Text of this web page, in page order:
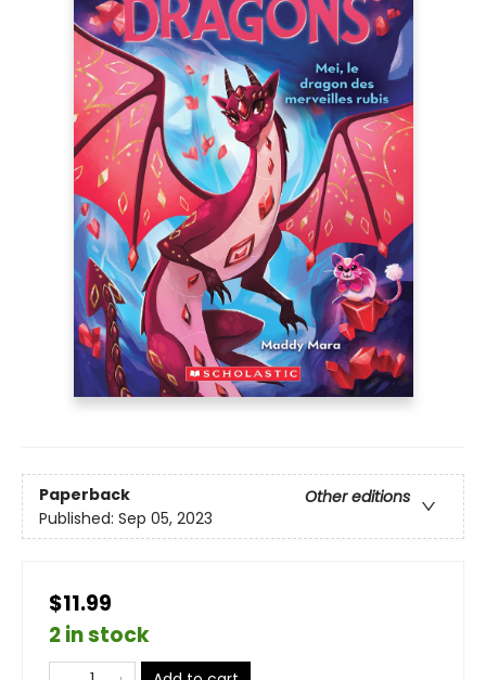
Paperback
Other editions
Published: Sep 05, 2023
$11.99
2 in stock